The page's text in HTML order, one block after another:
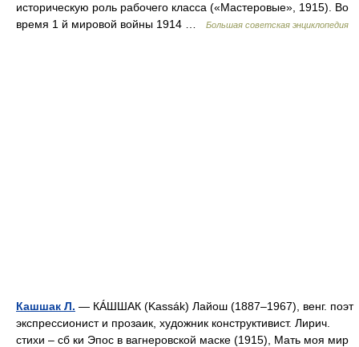
историческую роль рабочего класса («Мастеровые», 1915). Во
время 1 й мировой войны 1914 …
Большая советская энциклопедия
Кашшак Л. — КÁШШАК (Kassák) Лайош (1887–1967), венг. поэт
экспрессионист и прозаик, художник конструктивист. Лирич.
стихи – сб ки Эпос в вагнеровской маске (1915), Мать моя мир